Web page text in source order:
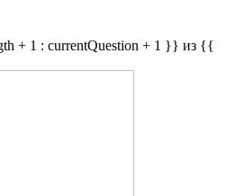
+ 1 : currentQuestion + 1 }} из {{